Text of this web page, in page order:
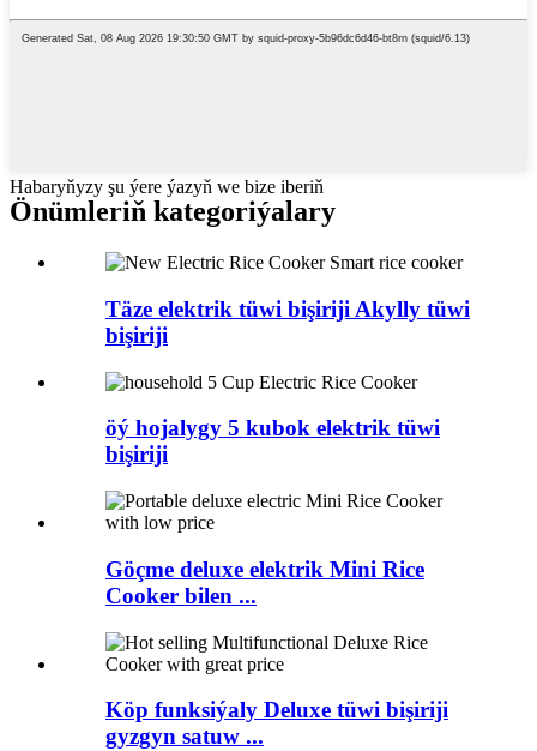
Habaryňyzy şu ýere ýazyň we bize iberiň
Önümleriň kategoriýalary
Täze elektrik tüwi bişiriji Akylly tüwi
bişiriji
öý hojalygy 5 kubok elektrik tüwi
bişiriji
Göçme deluxe elektrik Mini Rice
Cooker bilen ...
Köp funksiýaly Deluxe tüwi bişiriji
gyzgyn satuw ...